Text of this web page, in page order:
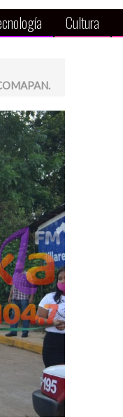
Cultura